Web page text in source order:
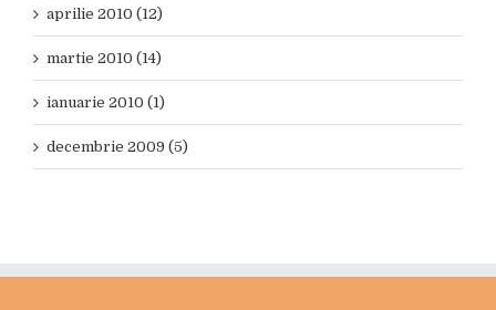
aprilie 2010 (12)
martie 2010 (14)
ianuarie 2010 (1)
decembrie 2009 (5)